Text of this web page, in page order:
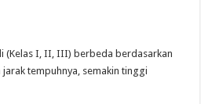
(Kelas I, II, III) berbeda berdasarkan
tempuhnya, semakin tinggi